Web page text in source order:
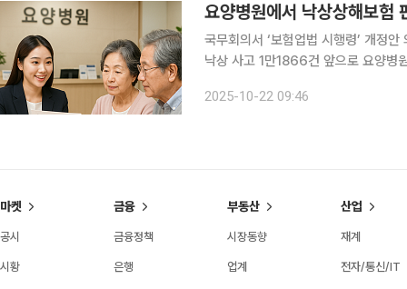
요양병원에서 낙상상해보험
국무회의서 ‘보험업법 시행령’ 개정안 의결 요양병원에서 낙상상해보험 판매 허용 작
낙상 사고 1만1866건 앞으로 요양병원에서도 낙상상해보험을 판매할 수 있게 된다. 22일 금융위원
의결했다. 이번 개정안에는 요양병원
2025-10-22 09:46
마켓
공시
시황
금융
금융정책
은행
부동산
시장동향
업계
산업
재계
전자/통신/IT